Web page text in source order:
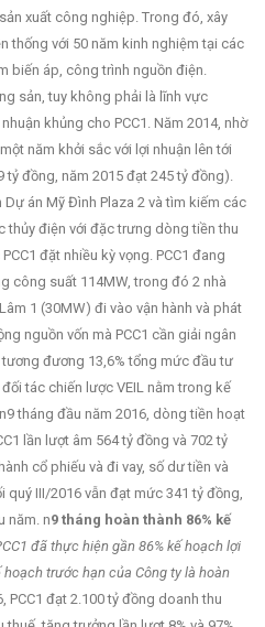
xuất công nghiệp. Trong đó, xây
thống với 50 năm kinh nghiệm tại các
biến áp, công trình nguồn điện.
sản, tuy không phải là lĩnh vực
khủng cho PCC1. Năm 2014, nhờ
năm khởi sắc với lợi nhuận lên tới
đồng, năm 2015 đạt 245 tỷ đồng).
án Mỹ Đình Plaza 2 và tìm kiếm các
thủy điện với đặc trưng dòng tiền thu
đặt nhiều kỳ vọng. PCC1 đang
công suất 114MW, trong đó 2 nhà
1 (30MW) đi vào vận hành và phát
nguồn vốn mà PCC1 cần giải ngân
đương 13,6% tổng mức đầu tư
tác chiến lược VEIL nằm trong kế
tháng đầu năm 2016, dòng tiền hoạt
lần lượt âm 564 tỷ đồng và 702 tỷ
cổ phiếu và đi vay, số dư tiền và
III/2016 vẫn đạt mức 341 tỷ đồng,
năm. n9 tháng hoàn thành 86% kế
đã thực hiện gần 86% kế hoạch lợi
trước hạn của Công ty là hoàn
PCC1 đạt 2.100 tỷ đồng doanh thu